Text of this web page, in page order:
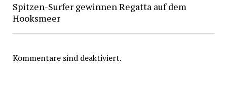
Spitzen-Surfer gewinnen Regatta auf dem
Hooksmeer
Kommentare sind deaktiviert.